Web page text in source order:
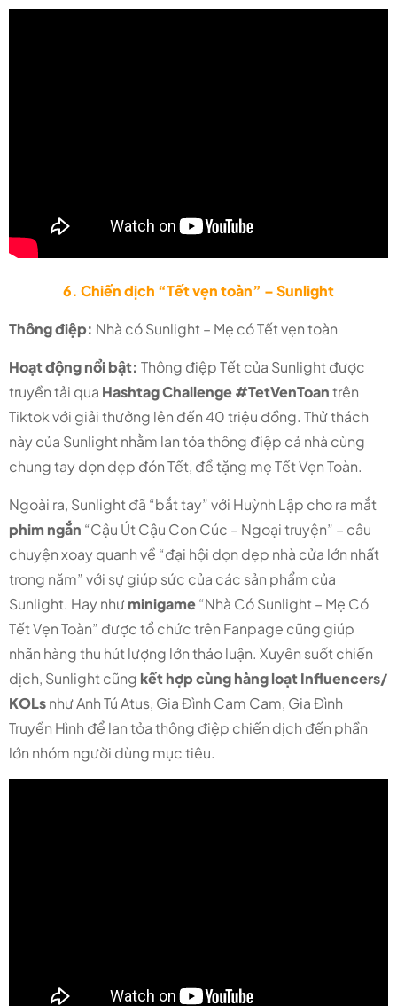
6. Chiến dịch “Tết vẹn toàn” – Sunlight
Thông điệp: Nhà có Sunlight – Mẹ có Tết vẹn toàn
Hoạt động nổi bật: Thông điệp Tết của Sunlight được
truyền tải qua Hashtag Challenge #TetVenToantrên
Tiktok với giải thưởng lên đến 40 triệu đồng. Thử thách
này của Sunlight nhằm lan tỏa thông điệp cả nhà cùng
chung tay dọn dẹp đón Tết, để tặng mẹ Tết Vẹn Toàn.
Ngoài ra, Sunlight đã “bắt tay” với Huỳnh Lập cho ra mắt
phim ngắn “Cậu Út Cậu Con Cúc – Ngoại truyện” – câu
chuyện xoay quanh về “đại hội dọn dẹp nhà cửa lớn nhất
trong năm” với sự giúp sức của các sản phẩm của
Sunlight. Hay nhưminigame“Nhà Có Sunlight – Mẹ Có
Tết Vẹn Toàn” được tổ chức trên Fanpage cũng giúp
nhãn hàng thu hút lượng lớn thảo luận. Xuyên suốt chiến
dịch, Sunlight cũng kết hợp cùng hàng loạt Influencers/
KOLsnhư Anh Tú Atus, Gia Đình Cam Cam, Gia Đình
Truyền Hình để lan tỏa thông điệp chiến dịch đến phần
lớn nhóm người dùng mục tiêu.